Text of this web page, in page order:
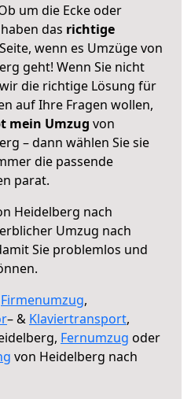
um die Ecke oder
das richtige
wenn es Umzüge von
geht! Wenn Sie nicht
die richtige Lösung für
auf Ihre Fragen wollen,
mein Umzug von
– dann wählen Sie sie
die passende
parat.
Heidelberg nach
Umzug nach
Sie problemlos und
Firmenumzug,
– & Klaviertransport,
Fernumzug oder
von Heidelberg nach